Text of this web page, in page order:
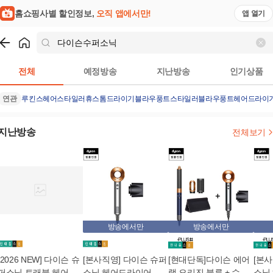
홈쇼핑사별 할인정보, 오직 앱에서만! 앱 열기
전체 예정방송 지난방송 인기상품
연관 루킨스헤어스타일러 휴스톰드라이기 블라우풍트스타일러블라우풍트헤어드라이
난방송 전체보기
NEW] 다이슨 슈
방송에서만
[본사직영] 다이슨 슈퍼
방송에서만
[현대단독]다이슨 에어 [본